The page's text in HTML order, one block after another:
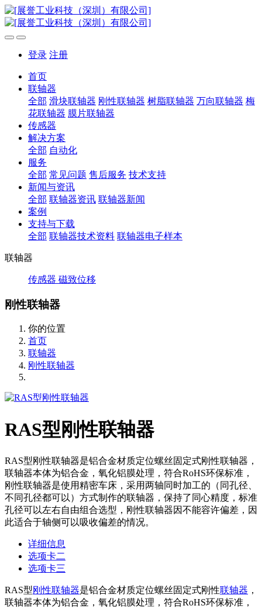
登录 注册
首页
联轴器
全部 滑块联轴器 刚性联轴器 树脂联轴器 万向联轴器 梅
花联轴器 膜片联轴器
传感器
解决方案
全部 自动化
服务
全部 常见问题 售后服务 技术支持
新闻与资讯
全部 联轴器资讯 联轴器新闻
案例
支持与下载
全部 联轴器技术资料 联轴器电子样本
联轴器
传感器 磁致位移
刚性联轴器
你的位置
首页
联轴器
刚性联轴器
RAS型刚性联轴器
RAS型刚性联轴器是铝合金材质定位螺丝固定式刚性联轴器，
联轴器本体为铝合金，氧化铝膜处理，符合RoHS环保标准，
刚性联轴器是使用精密车床，采用两轴同时加工的（同孔径、
不同孔径都可以）方式制作的联轴器，保持了同心精度，标准
孔径可以左右自由组合选型，刚性联轴器因不能容许偏差，因
此适合于轴侧可以吸收偏差的情况。
详细信息
选项卡二
选项卡三
RAS型刚性联轴器是铝合金材质定位螺丝固定式刚性联轴器 ，
联轴器本体为铝合金，氧化铝膜处理，符合RoHS环保标准，